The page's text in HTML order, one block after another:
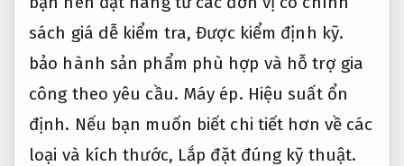
sách giá dễ kiểm tra,Được kiểm định kỹ.
bảo hành sản phẩm phù hợp và hỗ trợ gia
công theo yêu cầu. Máy ép. Hiệu suất ổn
định. Nếu bạn muốn biết chi tiết hơn về các
loại và kích thước, Lắp đặt đúng kỹ thuật.